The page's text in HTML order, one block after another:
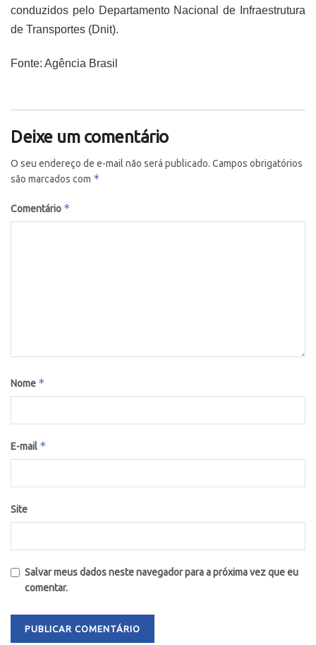
conduzidos pelo Departamento Nacional de Infraestrutura
de Transportes (Dnit).
Fonte: Agência Brasil
Deixe um comentário
O seu endereço de e-mail não será publicado. Campos obrigatórios
são marcados com *
Comentário *
Nome *
E-mail *
Site
Salvar meus dados neste navegador para a próxima vez que eu
comentar.